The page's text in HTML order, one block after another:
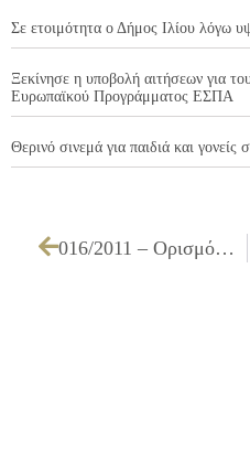
Σε ετοιμότητα ο Δήμος Ιλίου λόγω
Ξεκίνησε η υποβολή αιτήσεων για
Ευρωπαϊκού Προγράμματος ΕΣΠΑ
Θερινό σινεμά για παιδιά και γονείς
016/2011 – Ορισμός Διαπαραταξιακής Επιτροπής για την υλοτομία ή μη δένδρων του Δήμου μας για το έτος 2011